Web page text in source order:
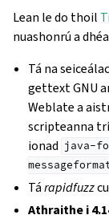
Lean le do thoil
nuashonrú a
Tá na
gettext GNU
Weblate a
scripteanna
ionad java-
Tárapidfuzz
Athraithe i